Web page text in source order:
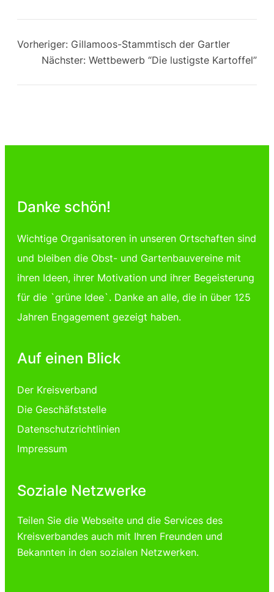
Vorheriger: Gillamoos-Stammtisch der Gartler
Nächster: Wettbewerb “Die lustigste Kartoffel”
Danke schön!
Wichtige Organisatoren in unseren Ortschaften sind
und bleiben die Obst- und Gartenbauvereine mit
ihren Ideen, ihrer Motivation und ihrer Begeisterung
für die `grüne Idee`. Danke an alle, die in über 125
Jahren Engagement gezeigt haben.
Auf einen Blick
Der Kreisverband
Die Geschäfststelle
Datenschutzrichtlinien
Impressum
Soziale Netzwerke
Teilen Sie die Webseite und die Services des
Kreisverbandes auch mit Ihren Freunden und
Bekannten in den sozialen Netzwerken.